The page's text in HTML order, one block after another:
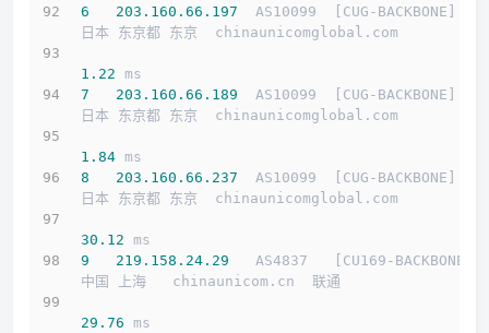
6
203.160 .66 .197
  AS10099  [CUG-BACKBONE]
日本 东京都 东京  chinaunicomglobal.com
1.22 ms
7
203.160 .66 .189
  AS10099  [CUG-BACKBONE]
日本 东京都 东京  chinaunicomglobal.com
1.84 ms
8
203.160 .66 .237
  AS10099  [CUG-BACKBONE]
日本 东京都 东京  chinaunicomglobal.com
30.12 ms
9
219.158 .24 .29
   AS4837   [CU169-BACKBONE]
中国 上海   chinaunicom.cn  联通
29.76 ms